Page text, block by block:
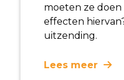
moeten ze doen
effecten
uitzending.
Lees meer